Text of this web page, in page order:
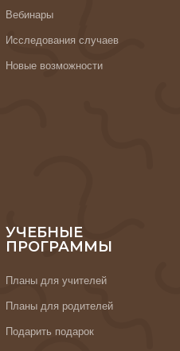
Вебинары
Исследования случаев
Новые возможности
УЧЕБНЫЕ
ПРОГРАММЫ
Планы для учителей
Планы для родителей
Подарить подарок